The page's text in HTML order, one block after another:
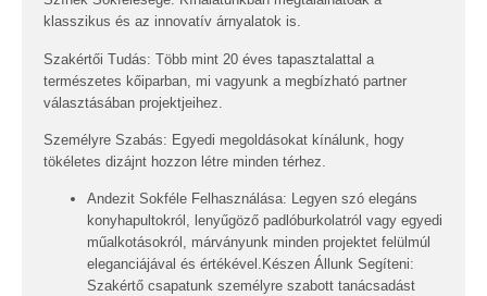
klasszikus és az innovatív árnyalatok is.
Szakértői Tudás: Több mint 20 éves tapasztalattal a
természetes kőiparban, mi vagyunk a megbízható partner
választásában projektjeihez.
Személyre Szabás: Egyedi megoldásokat kínálunk, hogy
tökéletes dizájnt hozzon létre minden térhez.
Andezit Sokféle Felhasználása: Legyen szó elegáns
konyhapultokról, lenyűgöző padlóburkolatról vagy egyedi
műalkotásokról, márványunk minden projektet felülmúl
eleganciájával és értékével. Készen Állunk Segíteni:
Szakértő csapatunk személyre szabott tanácsadást